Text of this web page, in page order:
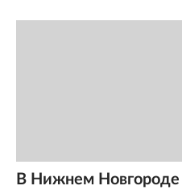
В Нижнем